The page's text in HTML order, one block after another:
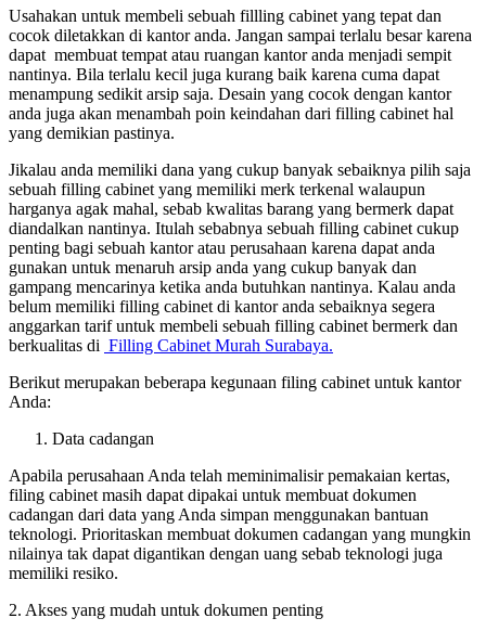
Usahakan untuk membeli sebuah fillling cabinet yang tepat dan
cocok diletakkan di kantor anda. Jangan sampai terlalu besar karena
dapat membuat tempat atau ruangan kantor anda menjadi sempit
nantinya. Bila terlalu kecil juga kurang baik karena cuma dapat
menampung sedikit arsip saja. Desain yang cocok dengan kantor
anda juga akan menambah poin keindahan dari filling cabinet hal
yang demikian pastinya.
Jikalau anda memiliki dana yang cukup banyak sebaiknya pilih saja
sebuah filling cabinet yang memiliki merk terkenal walaupun
harganya agak mahal, sebab kwalitas barang yang bermerk dapat
diandalkan nantinya. Itulah sebabnya sebuah filling cabinet cukup
penting bagi sebuah kantor atau perusahaan karena dapat anda
gunakan untuk menaruh arsip anda yang cukup banyak dan
gampang mencarinya ketika anda butuhkan nantinya. Kalau anda
belum memiliki filling cabinet di kantor anda sebaiknya segera
anggarkan tarif untuk membeli sebuah filling cabinet bermerk dan
berkualitas di Filling Cabinet Murah Surabaya.
Berikut merupakan beberapa kegunaan filing cabinet untuk kantor
Anda:
Data cadangan
Apabila perusahaan Anda telah meminimalisir pemakaian kertas,
filing cabinet masih dapat dipakai untuk membuat dokumen
cadangan dari data yang Anda simpan menggunakan bantuan
teknologi. Prioritaskan membuat dokumen cadangan yang mungkin
nilainya tak dapat digantikan dengan uang sebab teknologi juga
memiliki resiko.
2. Akses yang mudah untuk dokumen penting